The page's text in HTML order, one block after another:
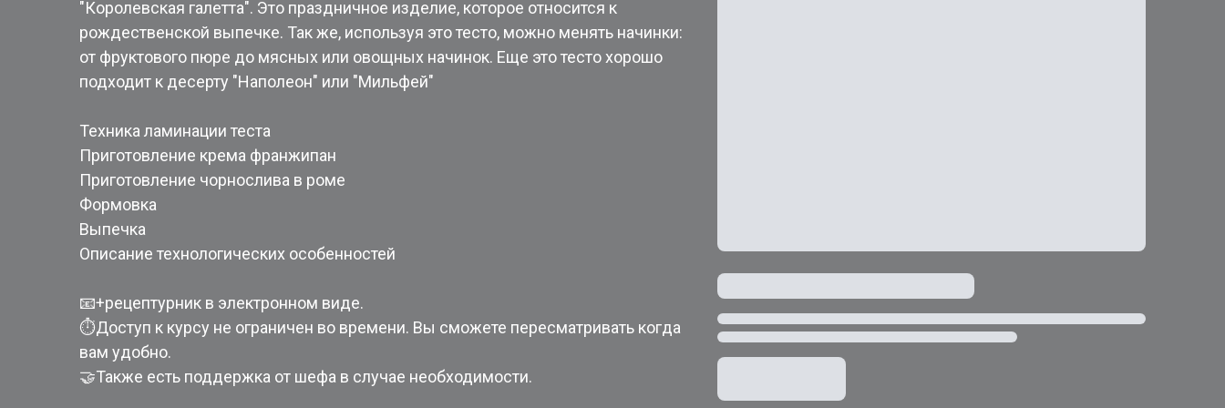
"Королевская галетта". Это праздничное изделие, которое относится к
рождественской выпечке. Так же, используя это тесто, можно менять начинки:
от фруктового пюре до мясных или овощных начинок. Еще это тесто хорошо
подходит к десерту "Наполеон" или "Мильфей"
Техника ламинации теста
Приготовление крема франжипан
Приготовление чорнослива в роме
Формовка
Выпечка
Описание технологических особенностей
📧+рецептурник в электронном виде.
⏱Доступ к курсу не ограничен во времени. Вы сможете пересматривать когда
вам удобно.
🤝Также есть поддержка от шефа в случае необходимости.